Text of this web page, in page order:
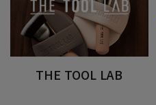
THE TOOL LAB